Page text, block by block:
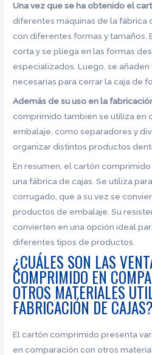
Una vez que se ha obtenido el
diferentes máquinas de la fábrica
con diferentes formas y tamaños.
corta y se pliega en las formas
especializados. Luego, se
necesarias para cerrar la caja de
Además de su uso en la
comprimido también se utiliza en
embalaje, como separadores y
organizar distintos productos
En resumen, el cartón
una fábrica de cajas. Se utiliza
corrugado, que a su vez se
productos de embalaje. Su
convierten en una opción ideal
diferentes tipos de productos.
¿CUÁLES SON LAS
COMPRIMIDO EN
OTROS MATERIALES
FABRICACIÓN DE CAJAS?
El cartón comprimido presenta
en comparación con otros